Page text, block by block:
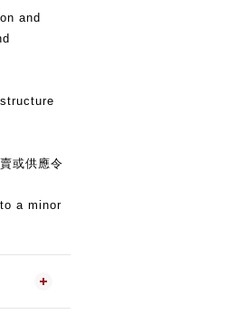
and
或供應令
a minor